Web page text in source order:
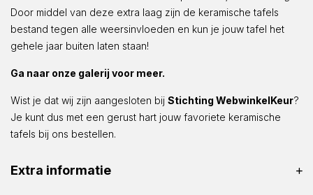
Door middel van deze extra laag zijn de keramische tafels
bestand tegen alle weersinvloeden en kun je jouw tafel het
gehele jaar buiten laten staan!
Ga naar onze galerij voor meer.
Wist je dat wij zijn aangesloten bij Stichting WebwinkelKeur?
Je kunt dus met een gerust hart jouw favoriete keramische
tafels bij ons bestellen.
Extra informatie